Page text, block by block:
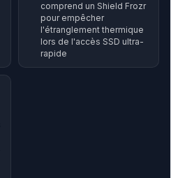
comprend un Shield Frozr
pour empêcher
l'étranglement thermique
lors de l'accès SSD ultra-
rapide